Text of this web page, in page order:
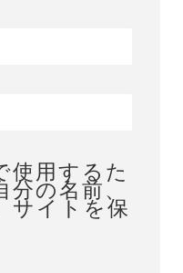
使用するた
分の名前、
サイトを保